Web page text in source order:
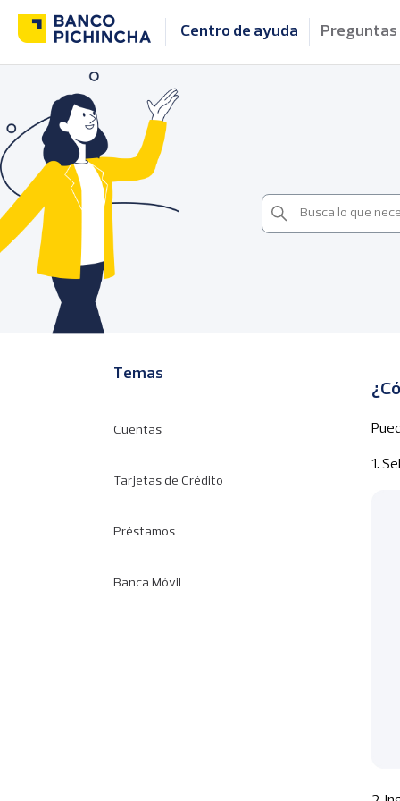
Centro de ayuda
Temas
Cuentas
Tarjetas de Crédito
Préstamos
Banca Móvil
1.